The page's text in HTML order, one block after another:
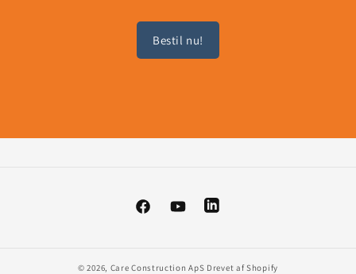
Bestil nu!
FacebookYouTubeVimeo
© 2026, Care Construction ApS Drevet af Shopify